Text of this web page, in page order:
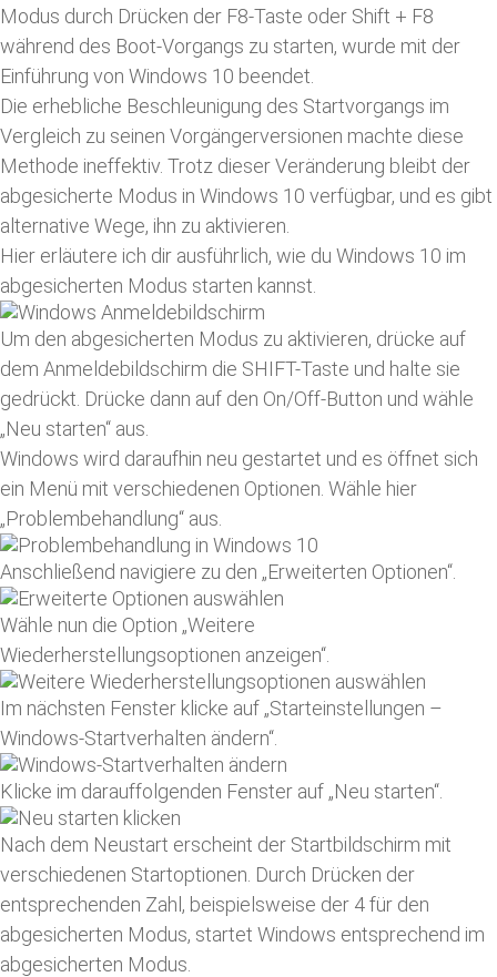
Modus durch Drücken der F8-Taste oder Shift + F8
während des Boot-Vorgangs zu starten, wurde mit der
Einführung von Windows 10 beendet.
Die erhebliche Beschleunigung des Startvorgangs im
Vergleich zu seinen Vorgängerversionen machte diese
Methode ineffektiv. Trotz dieser Veränderung bleibt der
abgesicherte Modus in Windows 10 verfügbar, und es gibt
alternative Wege, ihn zu aktivieren.
Hier erläutere ich dir ausführlich, wie du Windows 10 im
abgesicherten Modus starten kannst.
Um den abgesicherten Modus zu aktivieren, drücke auf
dem Anmeldebildschirm die SHIFT-Taste und halte sie
gedrückt. Drücke dann auf den On/Off-Button und wähle
„Neu starten“ aus.
Windows wird daraufhin neu gestartet und es öffnet sich
ein Menü mit verschiedenen Optionen. Wähle hier
„Problembehandlung“ aus.
Anschließend navigiere zu den „Erweiterten Optionen“.
Wähle nun die Option „Weitere
Wiederherstellungsoptionen anzeigen“.
Im nächsten Fenster klicke auf „Starteinstellungen –
Windows-Startverhalten ändern“.
Klicke im darauffolgenden Fenster auf „Neu starten“.
Nach dem Neustart erscheint der Startbildschirm mit
verschiedenen Startoptionen. Durch Drücken der
entsprechenden Zahl, beispielsweise der 4 für den
abgesicherten Modus, startet Windows entsprechend im
abgesicherten Modus.